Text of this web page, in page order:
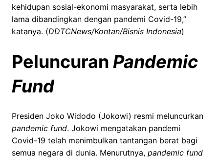
kehidupan sosial-ekonomi masyarakat, serta lebih
lama dibandingkan dengan pandemi Covid-19,”
katanya. (DDTCNews/Kontan/Bisnis Indonesia)
Peluncuran Pandemic
Fund
Presiden Joko Widodo (Jokowi) resmi meluncurkan
pandemic fund. Jokowi mengatakan pandemi
Covid-19 telah menimbulkan tantangan berat bagi
semua negara di dunia. Menurutnya, pandemic fund